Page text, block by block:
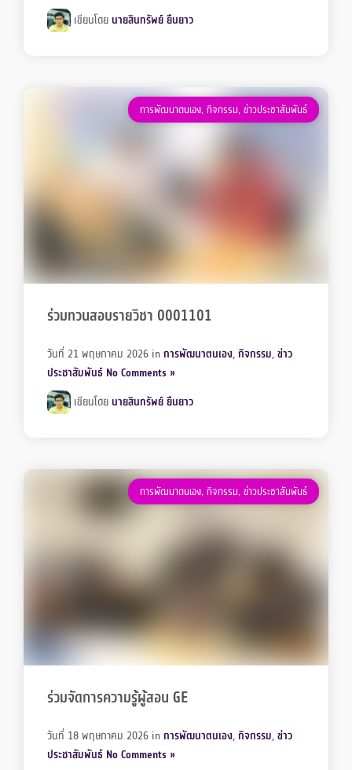
เขียนโดย นายสินทรัพย์ ยืนยาว
การพัฒนาตนเอง, กิจกรรม, ข่าวประชาสัมพันธ์
ร่วมทวนสอบรายวิชา 0001101
วันที่ 21 พฤษภาคม 2026 inการพัฒนาตนเอง,กิจกรรม,ข่าว
ประชาสัมพันธ์ No Comments »
เขียนโดย นายสินทรัพย์ ยืนยาว
การพัฒนาตนเอง, กิจกรรม, ข่าวประชาสัมพันธ์
ร่วมจัดการความรู้ผู้สอน GE
วันที่ 18 พฤษภาคม 2026 inการพัฒนาตนเอง,กิจกรรม,ข่าว
ประชาสัมพันธ์ No Comments »